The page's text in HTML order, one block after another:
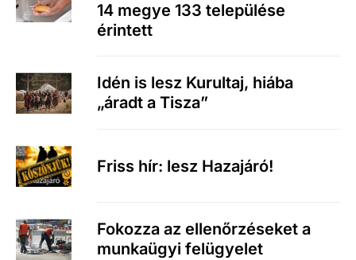
14 megye 133 települése
érintett
Idén is lesz Kurultaj, hiába
„áradt a Tisza”
Friss hír: lesz Hazajáró!
Fokozza az ellenőrzéseket a
munkaügyi felügyelet